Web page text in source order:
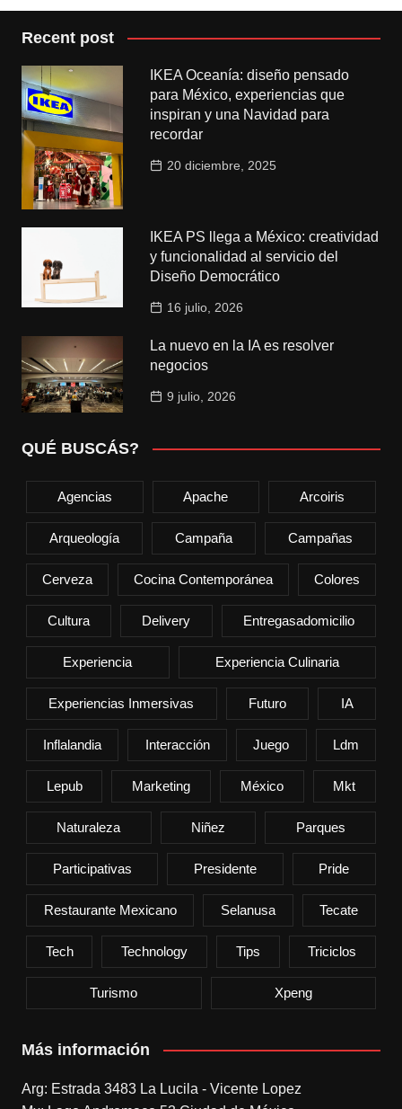
Recent post
IKEA Oceanía: diseño pensado
para México, experiencias que
inspiran y una Navidad para
recordar
20 diciembre, 2025
IKEA PS llega a México: creatividad
y funcionalidad al servicio del
Diseño Democrático
16 julio, 2026
La nuevo en la IA es resolver
negocios
9 julio, 2026
QUÉ BUSCÁS?
Agencias Apache Arcoiris
Arqueología Campaña Campañas
Cerveza Cocina Contemporánea Colores
Cultura Delivery Entregasadomicilio
Experiencia Experiencia Culinaria
Experiencias Inmersivas Futuro IA
Inflalandia Interacción Juego Ldm
Lepub Marketing México Mkt
Naturaleza Niñez Parques
Participativas Presidente Pride
Restaurante Mexicano Selanusa Tecate
Tech Technology Tips Triciclos
Turismo Xpeng
Más información
Arg: Estrada 3483 La Lucila - Vicente Lopez